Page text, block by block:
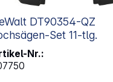
DT90354-QZ
Set 11-tlg.
Nr.: